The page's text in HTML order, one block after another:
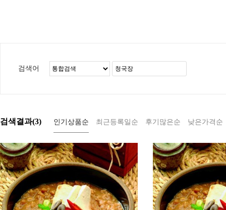
검색어
검색결과(3) 인기상품순 최근등록일순 후기많은순 낮은가격순